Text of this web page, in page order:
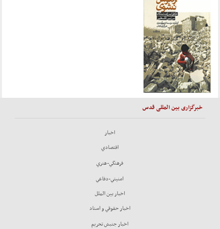
خبرگزاری بین المللی قدس
اخبار
اقتصادي
فرهنگي-هنري
امنيتي-دفاعي
اخبار بين الملل
اخبار حقوقي و اسناد
اخبار جنبش تحريم